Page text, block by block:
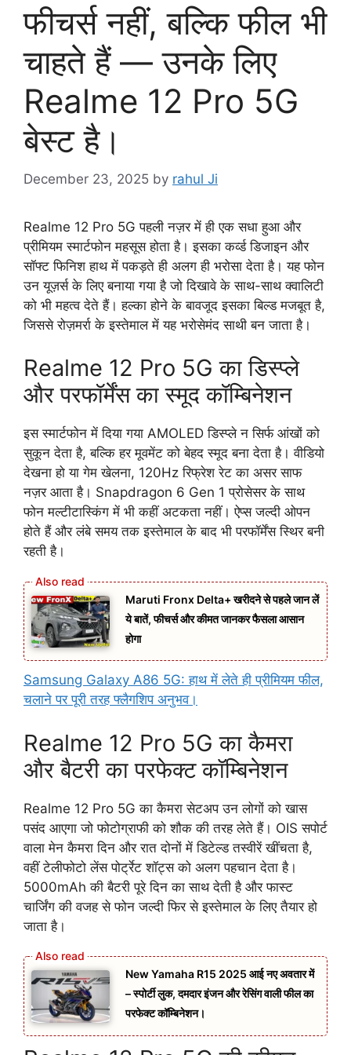
फीचर्स नहीं, बल्कि फील भी
चाहते हैं — उनके लिए
Realme 12 Pro 5G
बेस्ट है।
December 23, 2025 by rahul Ji
Realme 12 Pro 5G पहली नज़र में ही एक सधा हुआ और
प्रीमियम स्मार्टफोन महसूस होता है। इसका कर्व्ड डिजाइन और
सॉफ्ट फिनिश हाथ में पकड़ते ही अलग ही भरोसा देता है। यह फोन
उन यूज़र्स के लिए बनाया गया है जो दिखावे के साथ-साथ क्वालिटी
को भी महत्व देते हैं। हल्का होने के बावजूद इसका बिल्ड मजबूत है,
जिससे रोज़मर्रा के इस्तेमाल में यह भरोसेमंद साथी बन जाता है।
Realme 12 Pro 5G का डिस्प्ले
और परफॉर्मेंस का स्मूद कॉम्बिनेशन
इस स्मार्टफोन में दिया गया AMOLED डिस्प्ले न सिर्फ आंखों को
सुकून देता है, बल्कि हर मूवमेंट को बेहद स्मूद बना देता है। वीडियो
देखना हो या गेम खेलना, 120Hz रिफ्रेश रेट का असर साफ
नज़र आता है। Snapdragon 6 Gen 1 प्रोसेसर के साथ
फोन मल्टीटास्किंग में भी कहीं अटकता नहीं। ऐप्स जल्दी ओपन
होते हैं और लंबे समय तक इस्तेमाल के बाद भी परफॉर्मेंस स्थिर बनी
रहती है।
Maruti Fronx Delta+ खरीदने से पहले जान लें
ये बातें, फीचर्स और कीमत जानकर फैसला आसान
होगा
Samsung Galaxy A86 5G: हाथ में लेते ही प्रीमियम फील,
चलाने पर पूरी तरह फ्लैगशिप अनुभव।
Realme 12 Pro 5G का कैमरा
और बैटरी का परफेक्ट काॅम्बिनेशन
Realme 12 Pro 5G का कैमरा सेटअप उन लोगों को खास
पसंद आएगा जो फोटोग्राफी को शौक की तरह लेते हैं। OIS सपोर्ट
वाला मेन कैमरा दिन और रात दोनों में डिटेल्ड तस्वीरें खींचता है,
वहीं टेलीफोटो लेंस पोर्ट्रेट शॉट्स को अलग पहचान देता है।
5000mAh की बैटरी पूरे दिन का साथ देती है और फास्ट
चार्जिंग की वजह से फोन जल्दी फिर से इस्तेमाल के लिए तैयार हो
जाता है।
New Yamaha R15 2025 आई नए अवतार में
– स्पोर्टी लुक, दमदार इंजन और रेसिंग वाली फील का
परफेक्ट कॉम्बिनेशन।